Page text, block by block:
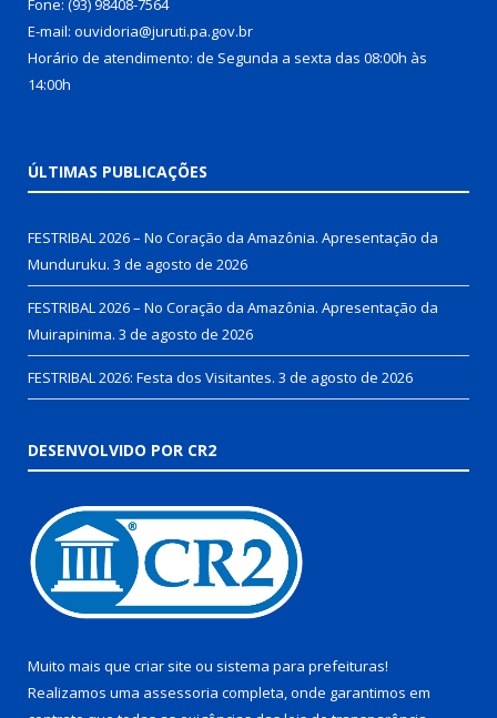
E-mail: ouvidoria@juruti.pa.gov.br
Horário de atendimento: de Segunda a sexta das 08:00h às
14:00h
ÚLTIMAS PUBLICAÇÕES
FESTRIBAL 2026 – No Coração da Amazônia. Apresentação da
Munduruku. 3 de agosto de 2026
FESTRIBAL 2026 – No Coração da Amazônia. Apresentação da
Muirapinima. 3 de agosto de 2026
FESTRIBAL 2026: Festa dos Visitantes. 3 de agosto de 2026
DESENVOLVIDO POR CR2
Muito mais que criar site ou sistema para prefeituras!
Realizamos uma assessoria completa, onde garantimos em